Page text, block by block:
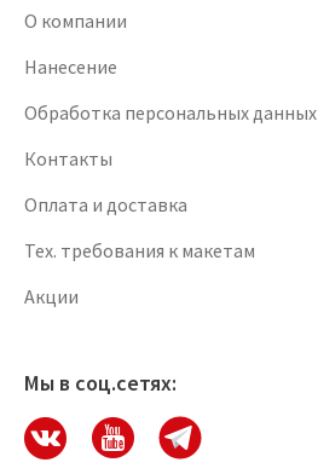
О компании
Нанесение
Обработка персональных данных
Контакты
Оплата и доставка
Тех. требования к макетам
Акции
Мы в соц.сетях: